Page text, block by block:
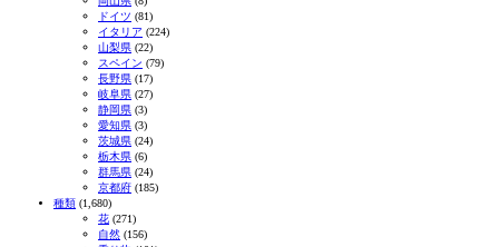
ドイツ (81)
イタリア (224)
山梨県 (22)
スペイン (79)
長野県 (17)
岐阜県 (27)
静岡県 (3)
愛知県 (3)
茨城県 (24)
栃木県 (6)
群馬県 (24)
京都府 (185)
種類 (1,680)
花 (271)
自然 (156)